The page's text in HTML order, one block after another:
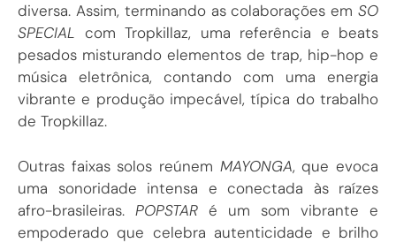
diversa. Assim, terminando as colaborações em SO
SPECIAL com Tropkillaz, uma referência e beats
pesados misturando elementos de trap, hip-hop e
música eletrônica, contando com uma energia
vibrante e produção impecável, típica do trabalho
de Tropkillaz.
Outras faixas solos reúnem MAYONGA, que evoca
uma sonoridade intensa e conectada às raízes
afro-brasileiras. POPSTAR é um som vibrante e
empoderado que celebra autenticidade e brilho